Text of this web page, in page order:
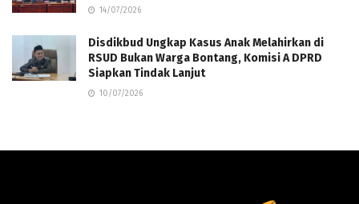
14/07/2026
Disdikbud Ungkap Kasus Anak Melahirkan di
RSUD Bukan Warga Bontang, Komisi A DPRD
Siapkan Tindak Lanjut
10/07/2026